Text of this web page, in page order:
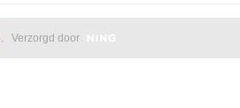
. Verzorgd door